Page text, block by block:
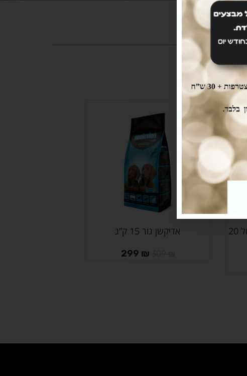
סטיספקשן לכלב גור מגזע גדול 20
הוספה לסלאדיקשן גור 15 ק”ג
299 ₪